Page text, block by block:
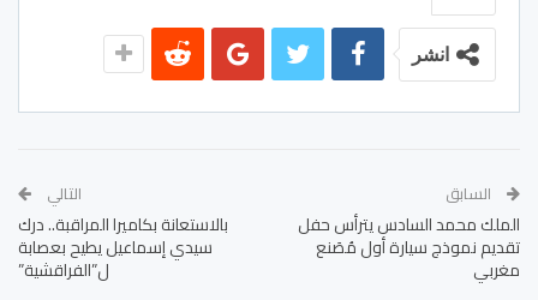
انشر
السابق
الملك محمد السادس يترأس حفل
تقديم نموذج سيارة أول مُصَنع
مغربي
التالي
بالاستعانة بكاميرا المراقبة.. درك
سيدي إسماعيل يطيح بعصابة
ل”الفراقشية”